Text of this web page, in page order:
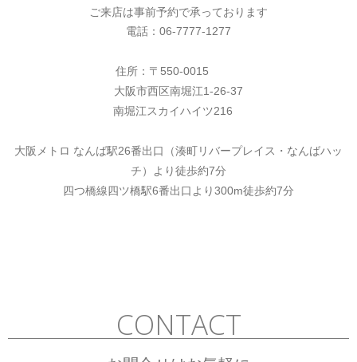
ご来店は事前予約で承っております
電話：06-7777-1277
住所： 〒550-0015
大阪市西区南堀江1-26-37
南堀江スカイハイツ216
大阪メトロ なんば駅26番出口（湊町リバープレイス・なんばハッ
チ）より徒歩約7分
四つ橋線四ツ橋駅6番出口より300m徒歩約7分
CONTACT